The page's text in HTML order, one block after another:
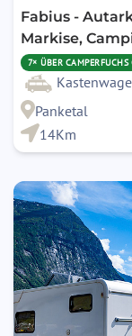
Fabius -
Markise,
7× ÜBER CAMPERFUCHS
Panketal
14Km